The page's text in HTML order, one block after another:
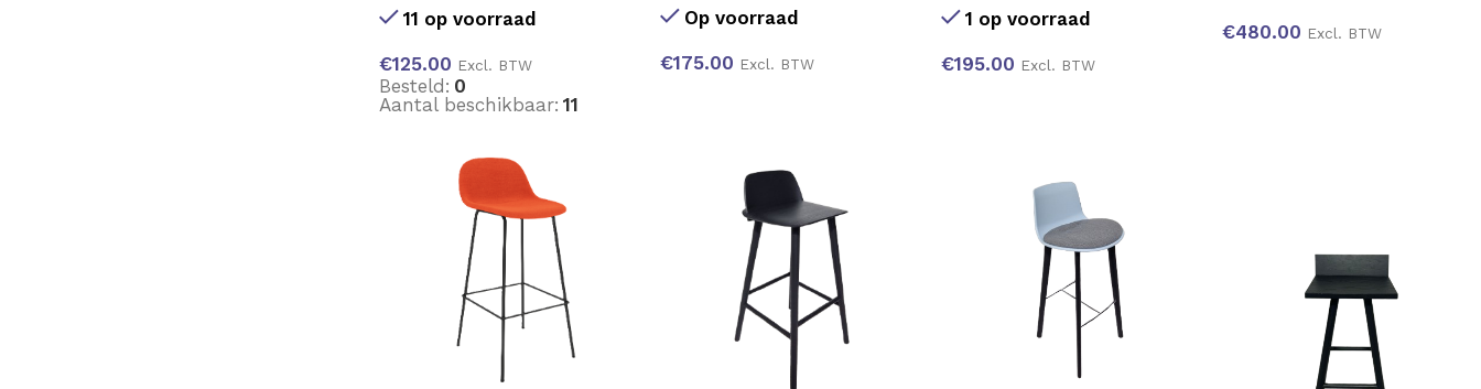
11 op voorraad
€125.00 Excl. BTW
Besteld: 0
Aantal beschikbaar: 11
Op voorraad
€175.00 Excl. BTW
1 op voorraad
€195.00 Excl. BTW
€480.00 Excl. BTW